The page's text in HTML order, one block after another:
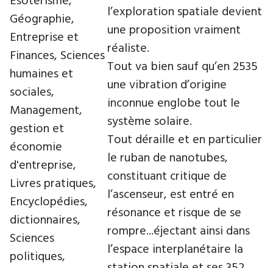
l’exploration spatiale devient
une proposition vraiment
réaliste.
Tout va bien sauf qu’en 2535
une vibration d’origine
inconnue englobe tout le
système solaire.
Tout déraille et en particulier
le ruban de nanotubes,
constituant critique de
l’ascenseur, est entré en
résonance et risque de se
rompre...éjectant ainsi dans
l’espace interplanétaire la
Géographie,
Entreprise et
Finances, Sciences
humaines et
sociales,
Management,
gestion et
économie
d'entreprise,
Livres pratiques,
Encyclopédies,
dictionnaires,
Sciences
politiques,